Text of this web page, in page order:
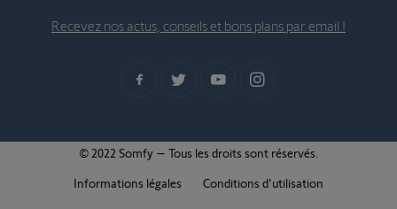
Recevez nos actus, conseils et bons plans par email !
© 2022 Somfy – Tous les droits sont réservés.
Informations légales
Conditions d'utilisation